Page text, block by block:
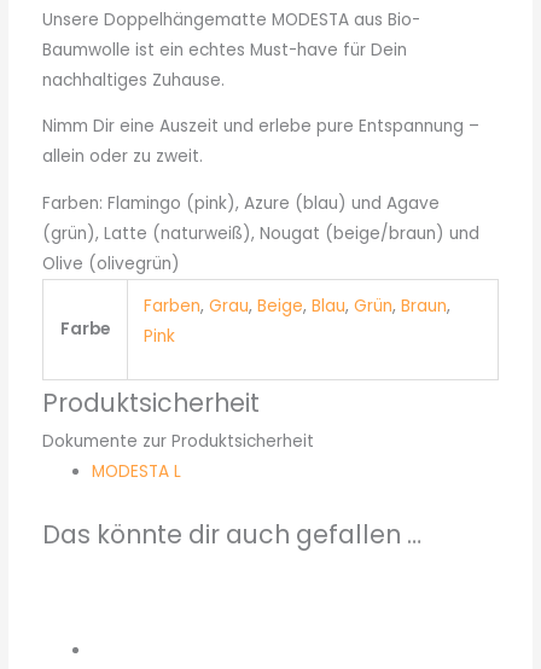
Unsere Doppelhängematte MODESTA aus Bio-
Baumwolle ist ein echtes Must-have für Dein
nachhaltiges Zuhause.
Nimm Dir eine Auszeit und erlebe pure Entspannung –
allein oder zu zweit.
Farben: Flamingo (pink), Azure (blau) und Agave
(grün), Latte (naturweiß), Nougat (beige/braun) und
Olive (olivegrün)
Farbe
Farben,Grau,Beige,Blau,Grün,Braun,
Pink
Produktsicherheit
Dokumente zur Produktsicherheit
MODESTA L
Das könnte dir auch gefallen …